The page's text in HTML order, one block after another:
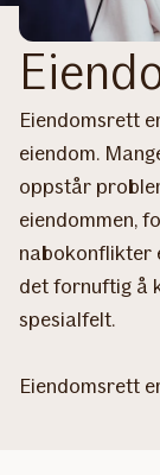
Eiendomsrett
eiendom.
oppstår
eiendommen,
nabokonflikter
det fornuftig å
spesialfelt.
Eiendomsrett